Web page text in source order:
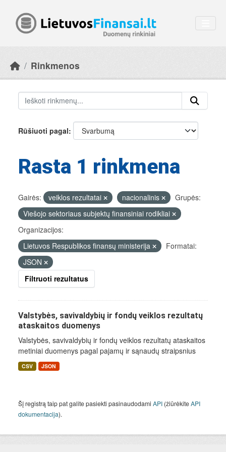
Rinkmenos
Rūšiuoti pagal
Rasta 1 rinkmena
Gairės: veiklos rezultatai nacionalinis
Grupės:
Viešojo sektoriaus subjektų finansiniai rodikliai
Organizacijos:
Lietuvos Respublikos finansų ministerija
Formatai:
JSON
Filtruoti rezultatus
Valstybės, savivaldybių ir fondų veiklos rezultatų
ataskaitos duomenys
Valstybės, savivaldybių ir fondų veiklos rezultatų ataskaitos
metiniai duomenys pagal pajamų ir sąnaudų straipsnius
CSV JSON
Šį registrą taip pat galite pasiekti pasinaudodami API (žiūrėkiteAPI
dokumentacija).